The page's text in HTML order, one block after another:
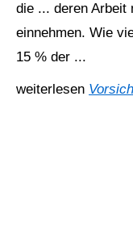
die ... deren Arbeit
einnehmen. Wie
15 % der ...
weiterlesen